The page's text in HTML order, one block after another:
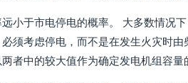
小于市电停电的概率。 大多数情况
须考虑停电，而不是在发生火灾时
者中的较大值作为确定发电机组容量